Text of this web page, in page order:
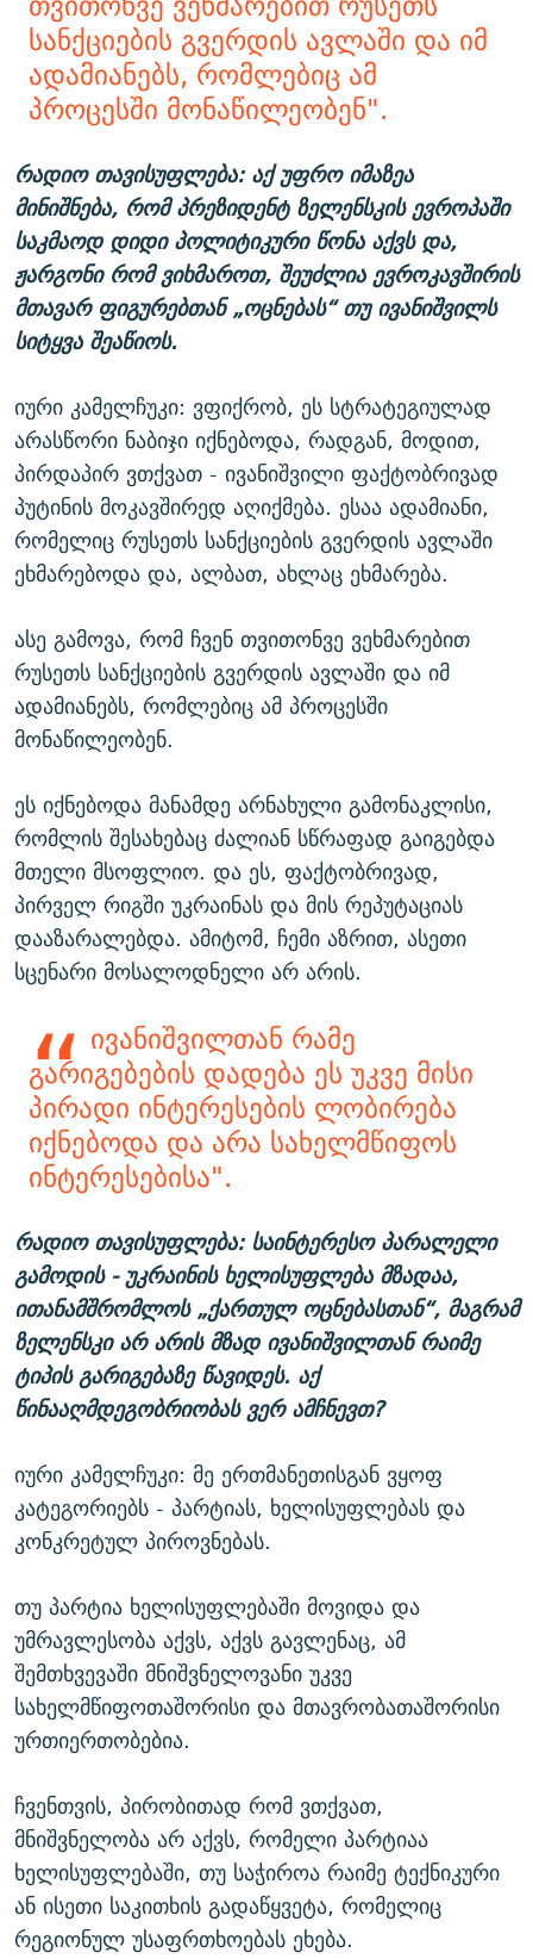
სანქციების გვერდის ავლაში და იმ
ადამიანებს, რომლებიც ამ
პროცესში მონაწილეობენ".
რადიო თავისუფლება: აქ უფრო იმაზეა
მინიშნება, რომ პრეზიდენტ ზელენსკის ევროპაში
საკმაოდ დიდი პოლიტიკური წონა აქვს და,
ჟარგონი რომ ვიხმაროთ, შეუძლია ევროკავშირის
მთავარ ფიგურებთან „ოცნებას“ თუ ივანიშვილს
სიტყვა შეაწიოს.
იური კამელჩუკი: ვფიქრობ, ეს სტრატეგიულად
არასწორი ნაბიჯი იქნებოდა, რადგან, მოდით,
პირდაპირ ვთქვათ - ივანიშვილი ფაქტობრივად
პუტინის მოკავშირედ აღიქმება. ესაა ადამიანი,
რომელიც რუსეთს სანქციების გვერდის ავლაში
ეხმარებოდა და, ალბათ, ახლაც ეხმარება.
ასე გამოვა, რომ ჩვენ თვითონვე ვეხმარებით
რუსეთს სანქციების გვერდის ავლაში და იმ
ადამიანებს, რომლებიც ამ პროცესში
მონაწილეობენ.
ეს იქნებოდა მანამდე არნახული გამონაკლისი,
რომლის შესახებაც ძალიან სწრაფად გაიგებდა
მთელი მსოფლიო. და ეს, ფაქტობრივად,
პირველ რიგში უკრაინას და მის რეპუტაციას
დააზარალებდა. ამიტომ, ჩემი აზრით, ასეთი
სცენარი მოსალოდნელი არ არის.
ივანიშვილთან რამე
გარიგებების დადება ეს უკვე მისი
პირადი ინტერესების ლობირება
იქნებოდა და არა სახელმწიფოს
ინტერესებისა".
რადიო თავისუფლება: საინტერესო პარალელი
გამოდის - უკრაინის ხელისუფლება მზადაა,
ითანამშრომლოს „ქართულ ოცნებასთან“, მაგრამ
ზელენსკი არ არის მზად ივანიშვილთან რაიმე
ტიპის გარიგებაზე წავიდეს. აქ
წინააღმდეგობრიობას ვერ ამჩნევთ?
იური კამელჩუკი: მე ერთმანეთისგან ვყოფ
კატეგორიებს - პარტიას, ხელისუფლებას და
კონკრეტულ პიროვნებას.
თუ პარტია ხელისუფლებაში მოვიდა და
უმრავლესობა აქვს, აქვს გავლენაც, ამ
შემთხვევაში მნიშვნელოვანი უკვე
სახელმწიფოთაშორისი და მთავრობათაშორისი
ურთიერთობებია.
ჩვენთვის, პირობითად რომ ვთქვათ,
მნიშვნელობა არ აქვს, რომელი პარტიაა
ხელისუფლებაში, თუ საჭიროა რაიმე ტექნიკური
ან ისეთი საკითხის გადაწყვეტა, რომელიც
რეგიონულ უსაფრთხოებას ეხება.